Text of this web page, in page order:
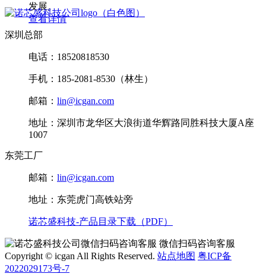
发展。
查看详情
深圳总部
电话：18520818530
手机：185-2081-8530（林生）
邮箱： lin@icgan.com
地址：深圳市龙华区大浪街道华辉路同胜科技大厦A座
1007
东莞工厂
邮箱： lin@icgan.com
地址：东莞虎门高铁站旁
诺芯盛科技-产品目录下载（PDF）
微信扫码咨询客服
Copyright © icgan All Rights Reserved. 站点地图 粤ICP备
2022029173号-7